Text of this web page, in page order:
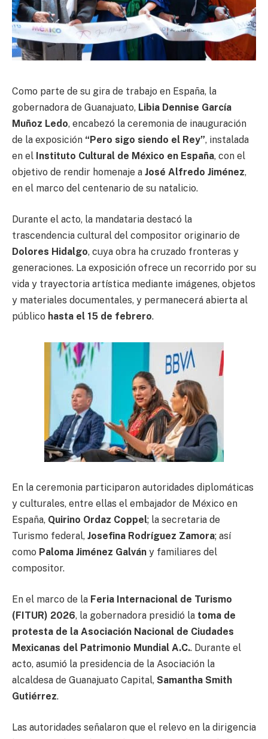
Como parte de su gira de trabajo en España, la
gobernadora de Guanajuato, Libia Dennise García
Muñoz Ledo, encabezó la ceremonia de inauguración
de la exposición “Pero sigo siendo el Rey”, instalada
en el Instituto Cultural de México en España, con el
objetivo de rendir homenaje a José Alfredo Jiménez,
en el marco del centenario de su natalicio.
Durante el acto, la mandataria destacó la
trascendencia cultural del compositor originario de
Dolores Hidalgo, cuya obra ha cruzado fronteras y
generaciones. La exposición ofrece un recorrido por su
vida y trayectoria artística mediante imágenes, objetos
y materiales documentales, y permanecerá abierta al
público hasta el 15 de febrero.
En la ceremonia participaron autoridades diplomáticas
y culturales, entre ellas el embajador de México en
España, Quirino Ordaz Coppel; la secretaria de
Turismo federal, Josefina Rodríguez Zamora; así
como Paloma Jiménez Galván y familiares del
compositor.
En el marco de la Feria Internacional de Turismo
(FITUR) 2026, la gobernadora presidió la toma de
protesta de la Asociación Nacional de Ciudades
Mexicanas del Patrimonio Mundial A.C.. Durante el
acto, asumió la presidencia de la Asociación la
alcaldesa de Guanajuato Capital, Samantha Smith
Gutiérrez.
Las autoridades señalaron que el relevo en la dirigencia